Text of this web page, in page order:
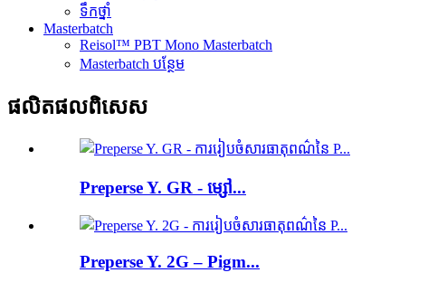
ទឹកថ្នាំ
Masterbatch
Reisol™ PBT Mono Masterbatch
Masterbatch បន្ថែម
ផលិតផលពិសេស
Preperse Y. GR - ម្សៅ...
Preperse Y. 2G – Pigm...